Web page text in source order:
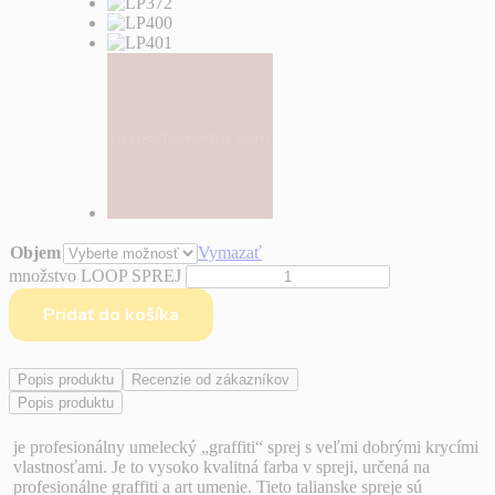
Objem
Vymazať
množstvo LOOP SPREJ
Pridať do košíka
Popis produktu
Recenzie od zákazníkov
Popis produktu
je profesionálny umelecký „graffiti“ sprej s veľmi dobrými krycími
vlastnosťami. Je to vysoko kvalitná farba v spreji, určená na
profesionálne graffiti a art umenie. Tieto talianske spreje sú